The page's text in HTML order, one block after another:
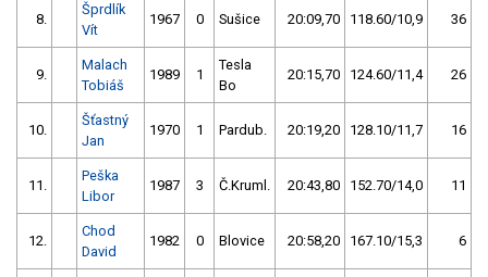
8.
Šprdlík
Vít
1967 0 Sušice 20:09,70 118.60/10,9 36
9.
Malach
Tobiáš
1989 1
Tesla
Bo
20:15,70 124.60/11,4 26
10.
Šťastný
Jan
1970 1 Pardub. 20:19,20 128.10/11,7 16
11.
Peška
Libor
1987 3 Č.Kruml. 20:43,80 152.70/14,0 11
12.
Chod
David
1982 0 Blovice 20:58,20 167.10/15,3 6